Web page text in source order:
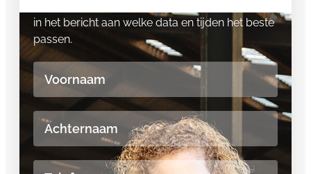
in het bericht aan welke data en tijden het beste
passen.